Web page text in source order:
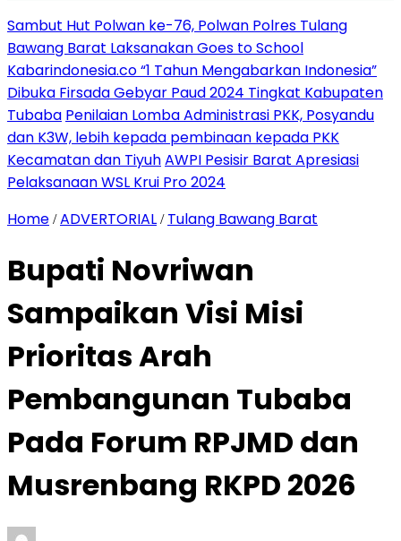
Sambut Hut Polwan ke-76, Polwan Polres Tulang
Bawang Barat Laksanakan Goes to School
Kabarindonesia.co “1 Tahun Mengabarkan Indonesia”
Dibuka Firsada Gebyar Paud 2024 Tingkat Kabupaten
Tubaba Penilaian Lomba Administrasi PKK, Posyandu
dan K3W, lebih kepada pembinaan kepada PKK
Kecamatan dan TiyuhAWPI Pesisir Barat Apresiasi
Pelaksanaan WSL Krui Pro 2024
Home /ADVERTORIAL / Tulang Bawang Barat
Bupati Novriwan
Sampaikan Visi Misi
Prioritas Arah
Pembangunan Tubaba
Pada Forum RPJMD dan
Musrenbang RKPD 2026